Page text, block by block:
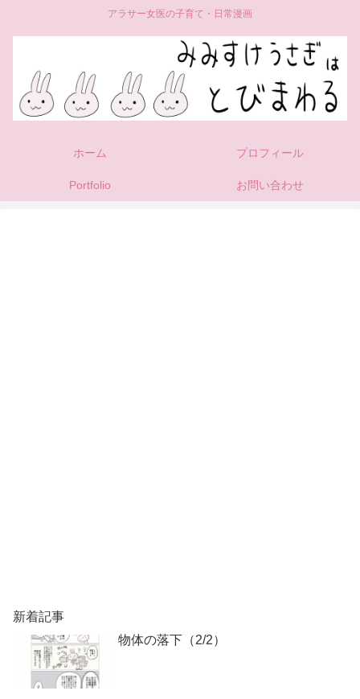
アラサー女医の子育て・日常漫画
ホーム プロフィール
Portfolio お問い合わせ
新着記事
物体の落下（2/2）